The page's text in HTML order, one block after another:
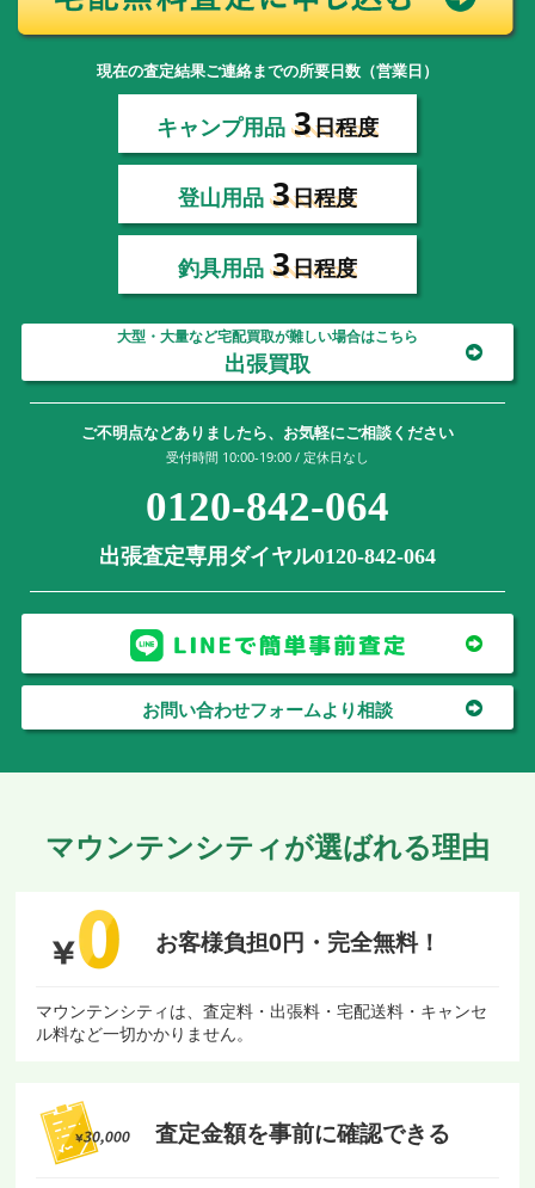
現在の査定結果ご連絡までの所要日数（営業日）
キャンプ用品 3日程度
登山用品 3日程度
釣具用品 3日程度
大型・大量など宅配買取が難しい場合はこちら
出張買取
ご不明点などありましたら、お気軽にご相談ください
受付時間 10:00-19:00 / 定休日なし
0120-842-064
出張査定専用ダイヤル0120-842-064
お問い合わせフォームより相談
マウンテンシティが選ばれる理由
お客様負担0円・ 完全無料！
マウンテンシティは、査定料・出張料・宅配送料・キャンセ
ル料など一切かかりません。
査定金額を事前に確認できる